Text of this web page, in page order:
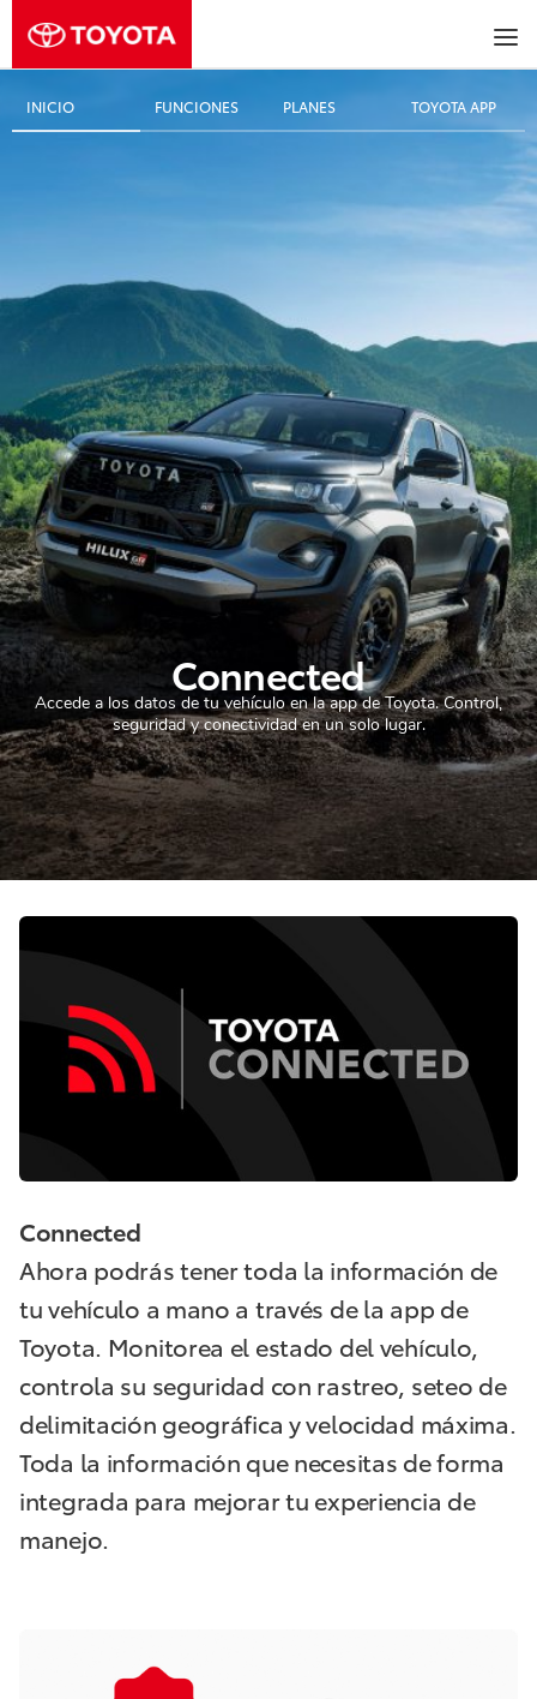
INICIO FUNCIONES PLANES TOYOTA APP
Connected
Accede a los datos de tu vehículo en la app de Toyota. Control,
seguridad y conectividad en un solo lugar.
Connected
Ahora podrás tener toda la información de
tu vehículo a mano a través de la app de
Toyota. Monitorea el estado del vehículo,
controla su seguridad con rastreo, seteo de
delimitación geográfica y velocidad máxima.
Toda la información que necesitas de forma
integrada para mejorar tu experiencia de
manejo.